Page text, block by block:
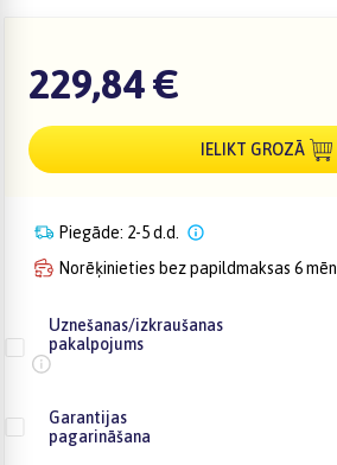
229,84 €
IELIKT GROZĀ
Piegāde: 2-5 d.d.
Norēķinieties bez papildmaksas 6 mēn.
Uznešanas/izkraušanas
pakalpojums
Garantijas
pagarināšana